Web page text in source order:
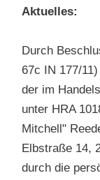
Aktuelles:
Durch
67c IN 177/
der im
unter HRA
Mitchell"
Elbstraße 14,
durch die